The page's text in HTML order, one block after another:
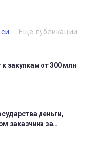
Ещё публикации
закупкам от 300 млн
деньги,
заказчика за…